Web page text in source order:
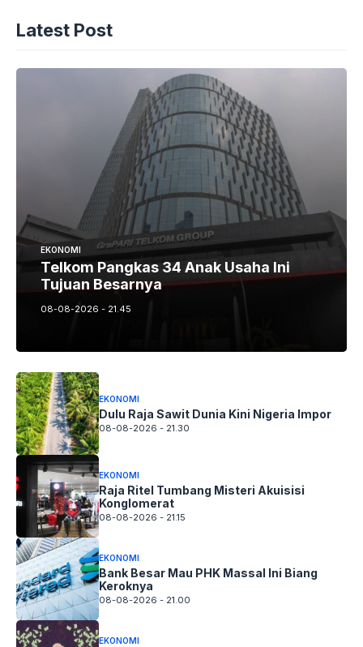
Latest Post
EKONOMI
Telkom Pangkas 34 Anak Usaha Ini
Tujuan Besarnya
08-08-2026 - 21.45
EKONOMI
Dulu Raja Sawit Dunia Kini Nigeria Impor
08-08-2026 - 21.30
EKONOMI
Raja Ritel Tumbang Misteri Akuisisi
Konglomerat
08-08-2026 - 21.15
EKONOMI
Bank Besar Mau PHK Massal Ini Biang
Keroknya
08-08-2026 - 21.00
EKONOMI